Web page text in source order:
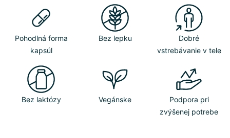
Pohodlná forma
kapsúl
Bez lepku
Dobré
vstrebávanie v tele
Bez laktózy Vegánske
Podpora pri
zvýšenej potrebe